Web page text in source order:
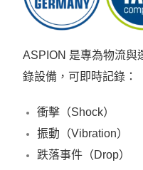
ASPION 是專為物流與
錄設備，可即時記錄：
衝擊（Shock）
振動（Vibration）
跌落事件（Drop）